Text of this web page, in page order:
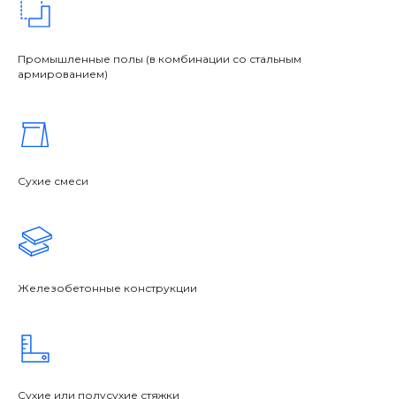
Промышленные полы (в комбинации со стальным
армированием)
Сухие смеси
Железобетонные конструкции
Сухие или полусухие стяжки